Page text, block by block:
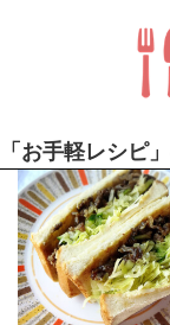
「お手軽レシピ